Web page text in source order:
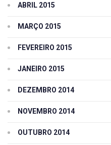
ABRIL 2015
MARÇO 2015
FEVEREIRO 2015
JANEIRO 2015
DEZEMBRO 2014
NOVEMBRO 2014
OUTUBRO 2014